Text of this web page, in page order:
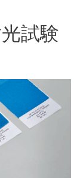
試験